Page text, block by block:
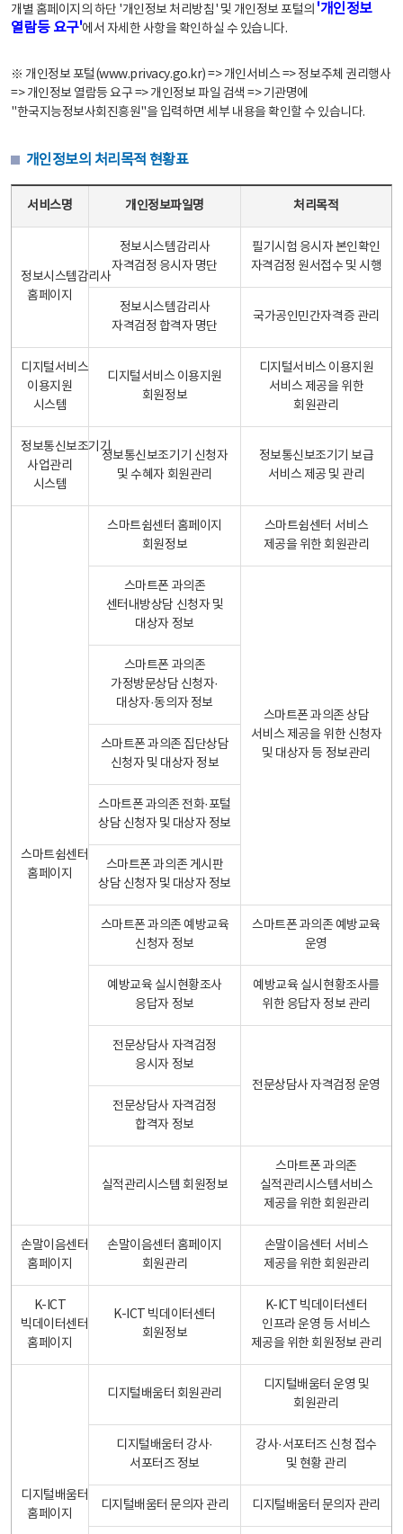
개별 홈페이지의 하단 '개인정보 처리방침' 및 개인정보 포털의 '개인정보
열람등 요구'에서 자세한 사항을 확인하실 수 있습니다.
※ 개인정보 포털(www.privacy.go.kr) => 개인서비스 => 정보주체 권리행사
=> 개인정보 열람등 요구 => 개인정보 파일 검색 => 기관명에
"한국지능정보사회진흥원"을 입력하면 세부 내용을 확인할 수 있습니다.
개인정보의 처리목적 현황표
서비스명 개인정보파일명 처리목적
정보시스템감리사
홈페이지
정보시스템감리사
자격검정 응시자 명단
필기시험 응시자 본인확인
자격검정 원서접수 및 시행
정보시스템감리사
자격검정 합격자 명단
국가공인민간자격증 관리
디지털서비스
이용지원
시스템
디지털서비스 이용지원
회원정보
디지털서비스 이용지원
서비스 제공을 위한
회원관리
정보통신보조기기
사업관리
시스템
정보통신보조기기 신청자
및 수혜자 회원관리
정보통신보조기기 보급
서비스 제공 및 관리
스마트쉼센터
홈페이지
스마트쉼센터 홈페이지
회원정보
스마트쉼센터 서비스
제공을 위한 회원관리
스마트폰 과의존
센터내방상담 신청자 및
대상자 정보
스마트폰 과의존 상담
서비스 제공을 위한 신청자
및 대상자 등 정보관리
스마트폰 과의존
가정방문상담 신청자·
대상자·동의자 정보
스마트폰 과의존 집단상담
신청자 및 대상자 정보
스마트폰 과의존 전화·포털
상담 신청자 및 대상자 정보
스마트폰 과의존 게시판
상담 신청자 및 대상자 정보
스마트폰 과의존 예방교육
신청자 정보
스마트폰 과의존 예방교육
운영
예방교육 실시현황조사
응답자 정보
예방교육 실시현황조사를
위한 응답자 정보 관리
전문상담사 자격검정
응시자 정보
전문상담사 자격검정 운영
전문상담사 자격검정
합격자 정보
실적관리시스템 회원정보
스마트폰 과의존
실적관리시스템서비스
제공을 위한 회원관리
손말이음센터
홈페이지
손말이음센터 홈페이지
회원관리
손말이음센터 서비스
제공을 위한 회원관리
K-ICT
빅데이터센터
홈페이지
K-ICT 빅데이터센터
회원정보
K-ICT 빅데이터센터
인프라 운영 등 서비스
제공을 위한 회원정보 관리
디지털배움터
홈페이지
디지털배움터 회원관리
디지털배움터 운영 및
회원관리
디지털배움터 강사·
서포터즈 정보
강사·서포터즈 신청 접수
및 현황 관리
디지털배움터 문의자 관리 디지털배움터 문의자 관리